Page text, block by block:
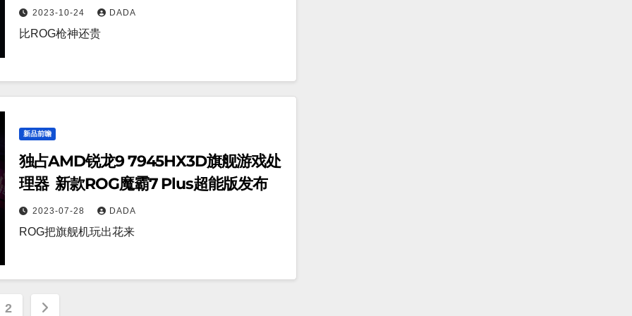
2023-10-24 DADA
比ROG枪神还贵
新品前瞻
独占AMD锐龙9 7945HX3D旗舰游戏处
理器 新款ROG魔霸7 Plus超能版发布
2023-07-28 DADA
ROG把旗舰机玩出花来
2